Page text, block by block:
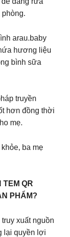
arau.baby
hương liệu
bình sữa
truyền
hơn đồng thời
mẹ.
ba mẹ
TEM QR
PHẨM?
xuất nguồn
lại quyền lợi